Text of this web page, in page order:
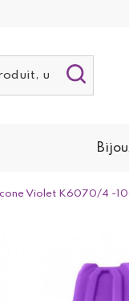
Violet K6070/4 -